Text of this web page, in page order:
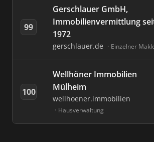
99
Gerschlauer GmbH,
Immobilienvermittlung
1972
gerschlauer.de Einzelner
100
Wellhöner Immobilien
Mülheim
wellhoener.immobilien
Hausverwaltung